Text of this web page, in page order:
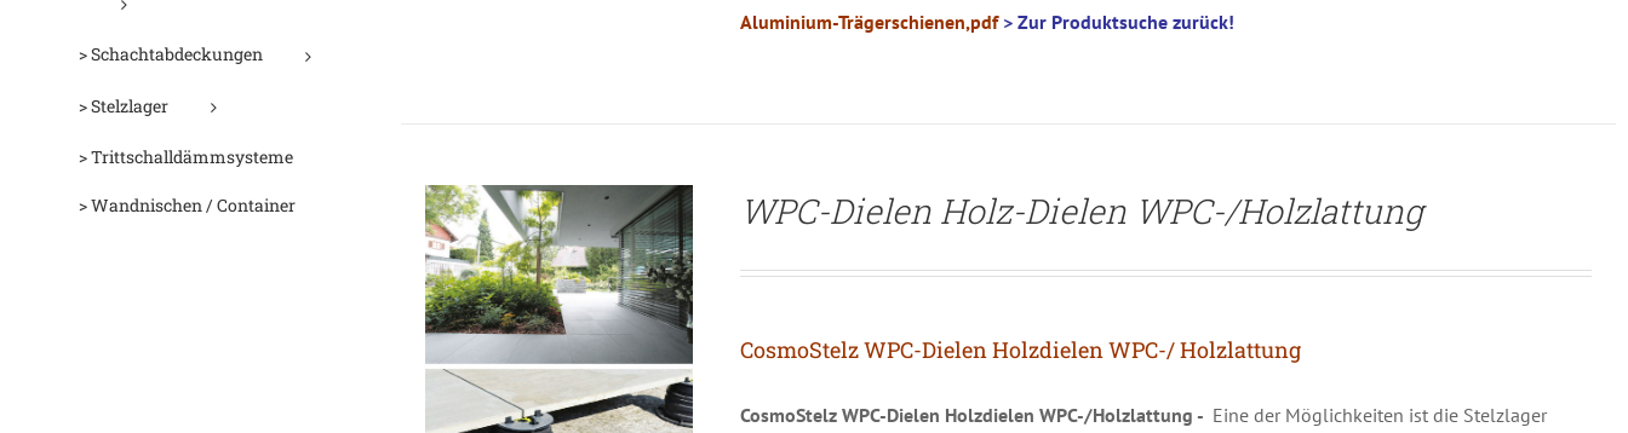
Aluminium-Trägerschienen,pdf > Zur Produktsuche zurück!
WPC-Dielen Holz-Dielen WPC-/Holzlattung
CosmoStelz WPC-Dielen Holzdielen WPC-/ Holzlattung
CosmoStelz WPC-Dielen Holzdielen WPC-/Holzlattung - Eine der Möglichkeiten ist die Stelzlager
> Schachtabdeckungen
> Stelzlager
> Trittschalldämmsysteme
> Wandnischen / Container